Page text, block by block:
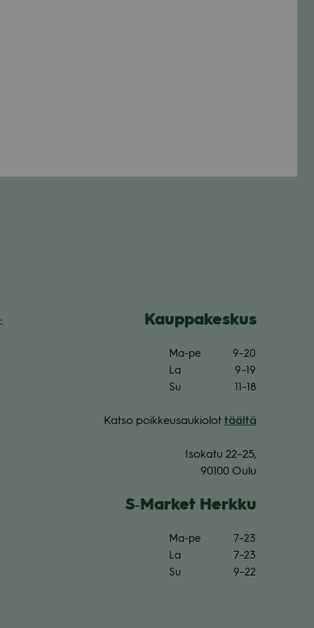
Kaup­pa­kes­kus
Ma-pe
9–20
La
9–19
Su
11–18
Katso poik­keus­au­kio­lot täältä
Iso­katu 22–25,
90100 Oulu
S‑Market Herkku
Ma-pe
7–23
La
7–23
Su
9–22